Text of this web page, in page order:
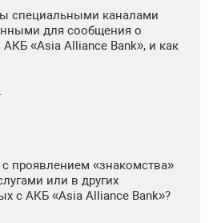
специальными каналами
для сообщения о
«Asia Alliance Bank», и как
проявлением «знакомства»
или в других
с АКБ «Asia Alliance Bank»?